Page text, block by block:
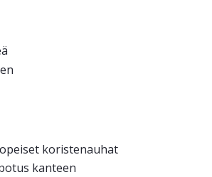
koristenauhat
kanteen